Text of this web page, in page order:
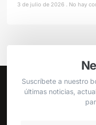
3 de julio de 2026 No hay
Suscríbete a nuestro
últimas noticias,